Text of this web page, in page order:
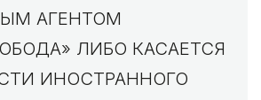
АГЕНТОМ
ЛИБО КАСАЕТСЯ
ИНОСТРАННОГО